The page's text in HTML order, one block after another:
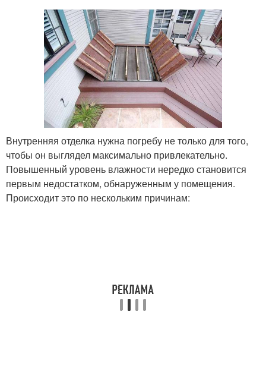
Внутренняя отделка нужна погребу не только для того,
чтобы он выглядел максимально привлекательно.
Повышенный уровень влажности нередко становится
первым недостатком, обнаруженным у помещения.
Происходит это по нескольким причинам: